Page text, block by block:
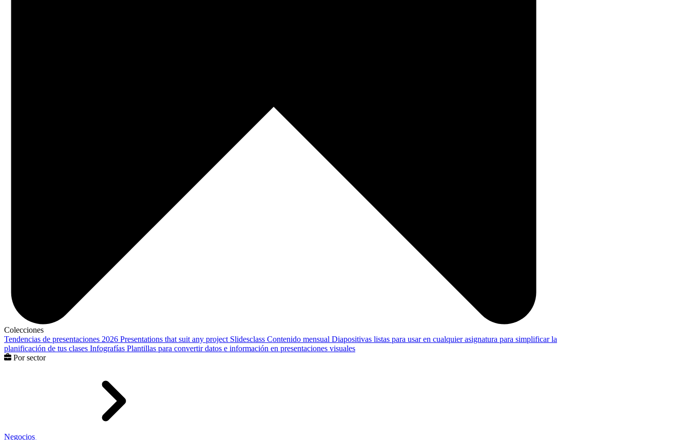
Colecciones
Tendencias de presentaciones 2026 Presentations that suit any project Slidesclass Contenido mensual Diapositivas listas para usar en cualquier asignatura para simplificar la
planificación de tus clases Infografías Plantillas para convertir datos e información en presentaciones visuales
Por sector
Negocios